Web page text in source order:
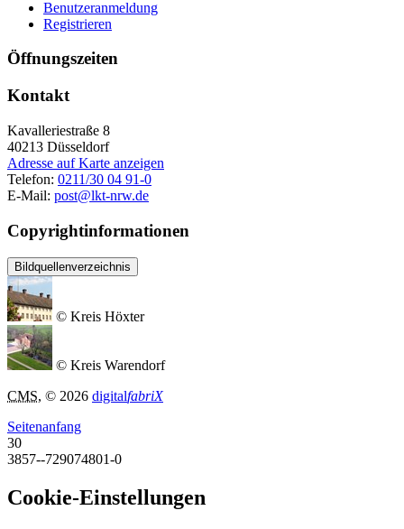
Benutzeranmeldung
Registrieren
Öffnungszeiten
Kontakt
Kavalleriestraße 8
40213 Düsseldorf
Adresse auf Karte anzeigen
Telefon: 0211/30 04 91-0
E-Mail: post@lkt-nrw.de
Copyrightinformationen
Bildquellenverzeichnis
© Kreis Höxter
© Kreis Warendorf
CMS, © 2026 digitalfabriX
Seitenanfang
30
3857--729074801-0
Cookie-Einstellungen